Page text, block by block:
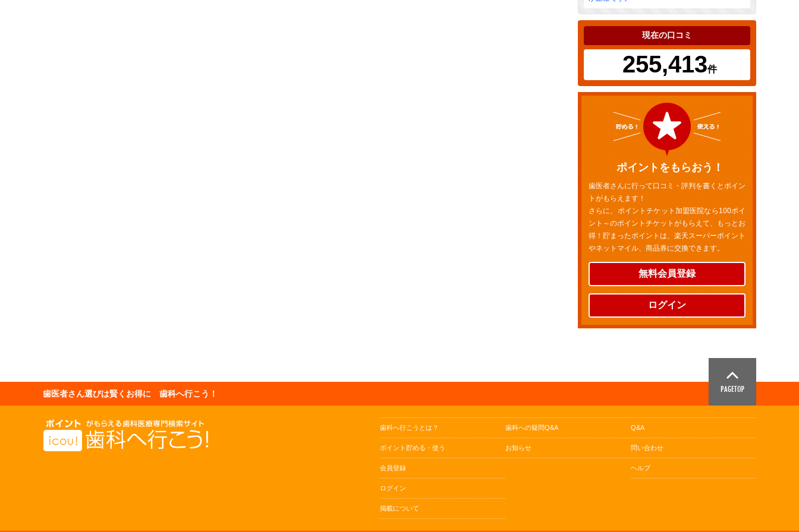
現在の口コミ
255,413件
ポイントをもらおう！
歯医者さんに行って口コミ・評判を書くとポイン
トがもらえます！
さらに、ポイントチケット加盟医院なら100ポイ
ント～のポイントチケットがもらえて、もっとお
得！貯まったポイントは、楽天スーパーポイント
やネットマイル、商品券に交換できます。
無料会員登録
ログイン
歯医者さん選びは賢くお得に 歯科へ行こう！
歯科へ行こうとは？
ポイント貯める・使う
会員登録
ログイン
掲載について
歯科への疑問Q&A
お知らせ
Q&A
問い合わせ
ヘルプ